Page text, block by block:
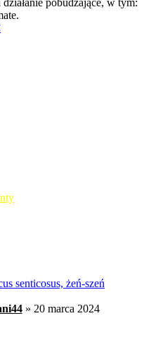
senticosus, żeń-szeń
» 20 marca 2024